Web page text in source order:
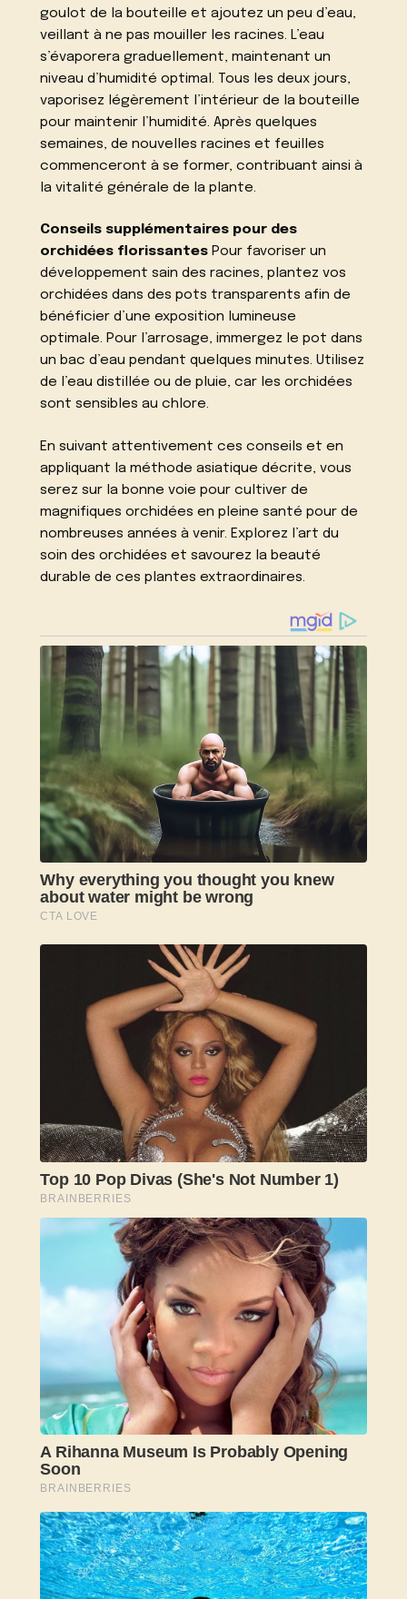
goulot de la bouteille et ajoutez un peu d’eau,
veillant à ne pas mouiller les racines. L’eau
s’évaporera graduellement, maintenant un
niveau d’humidité optimal. Tous les deux jours,
vaporisez légèrement l’intérieur de la bouteille
pour maintenir l’humidité. Après quelques
semaines, de nouvelles racines et feuilles
commenceront à se former, contribuant ainsi à
la vitalité générale de la plante.
Conseils supplémentaires pour des
orchidées florissantes Pour favoriser un
développement sain des racines, plantez vos
orchidées dans des pots transparents afin de
bénéficier d’une exposition lumineuse
optimale. Pour l’arrosage, immergez le pot dans
un bac d’eau pendant quelques minutes. Utilisez
de l’eau distillée ou de pluie, car les orchidées
sont sensibles au chlore.
En suivant attentivement ces conseils et en
appliquant la méthode asiatique décrite, vous
serez sur la bonne voie pour cultiver de
magnifiques orchidées en pleine santé pour de
nombreuses années à venir. Explorez l’art du
soin des orchidées et savourez la beauté
durable de ces plantes extraordinaires.